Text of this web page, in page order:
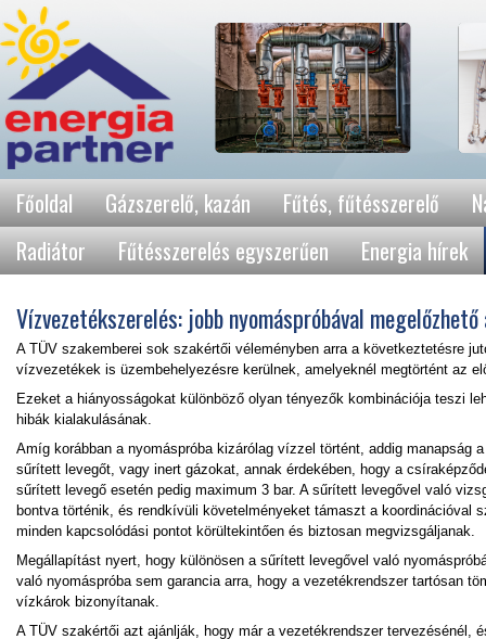
Főoldal Gázszerelő, kazán Fűtés, fűtésszerelő
Radiátor
Fűtésszerelés egyszerűen Energia hírek
Vízvezetékszerelés: jobb nyomáspróbával
A TÜV szakemberei sok szakértői véleményben arra a következtetésre
vízvezetékek is üzembehelyezésre kerülnek, amelyeknél megtörtént az
Ezeket a hiányosságokat különböző olyan tényezők kombinációja teszi
hibák kialakulásának.
Amíg korábban a nyomáspróba kizárólag vízzel történt, addig manapság
sűrített levegőt, vagy inert gázokat, annak érdekében, hogy a
sűrített levegő esetén pedig maximum 3 bar. A sűrített levegővel való
bontva történik, és rendkívüli követelményeket támaszt a koordinációval
minden kapcsolódási pontot körültekintően és biztosan megvizsgáljanak.
Megállapítást nyert, hogy különösen a sűrített levegővel való
való nyomáspróba sem garancia arra, hogy a vezetékrendszer tartósan
vízkárok bizonyítanak.
A TÜV szakértői azt ajánlják, hogy már a vezetékrendszer tervezésénél,